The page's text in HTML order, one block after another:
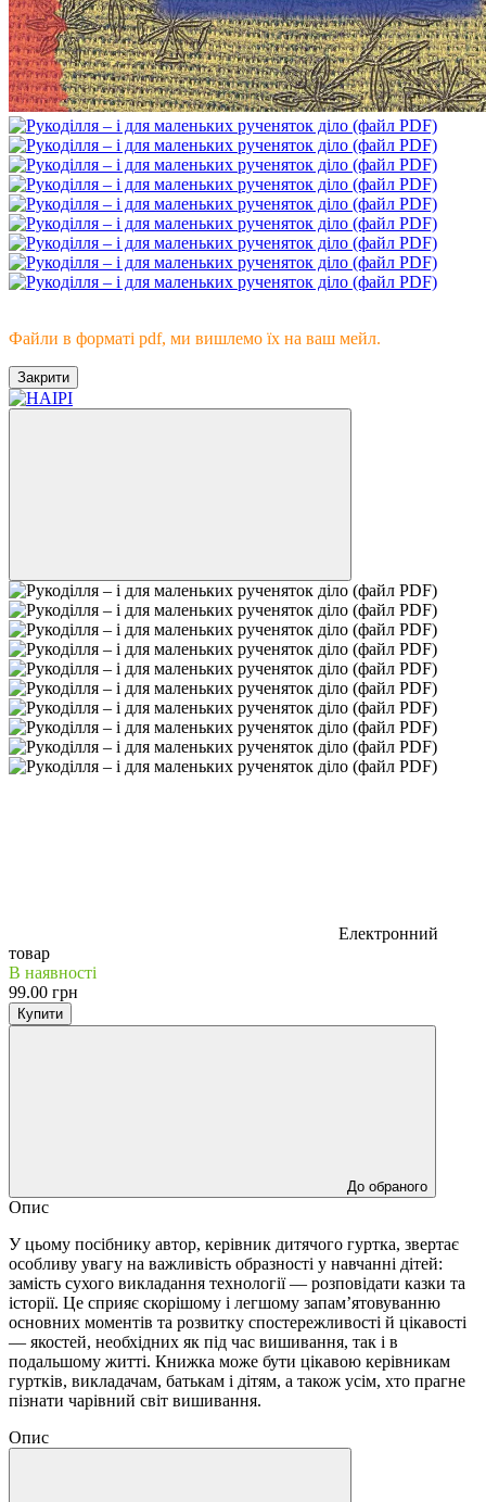
Файли в форматі pdf, ми вишлемо їх на ваш мейл.
Закрити
Електронний
товар
В наявності
99.00 грн
Купити
До обраного
Опис
У цьому посібнику автор, керівник дитячого гуртка, звертає
особливу увагу на важливість образності у навчанні дітей:
замість сухого викладання технології — розповідати казки та
історії. Це сприяє скорішому і легшому запам’ятовуванню
основних моментів та розвитку спостережливості й цікавості
— якостей, необхідних як під час вишивання, так і в
подальшому житті. Книжка може бути цікавою керівникам
гуртків, викладачам, батькам і дітям, а також усім, хто прагне
пізнати чарівний світ вишивання.
Опис